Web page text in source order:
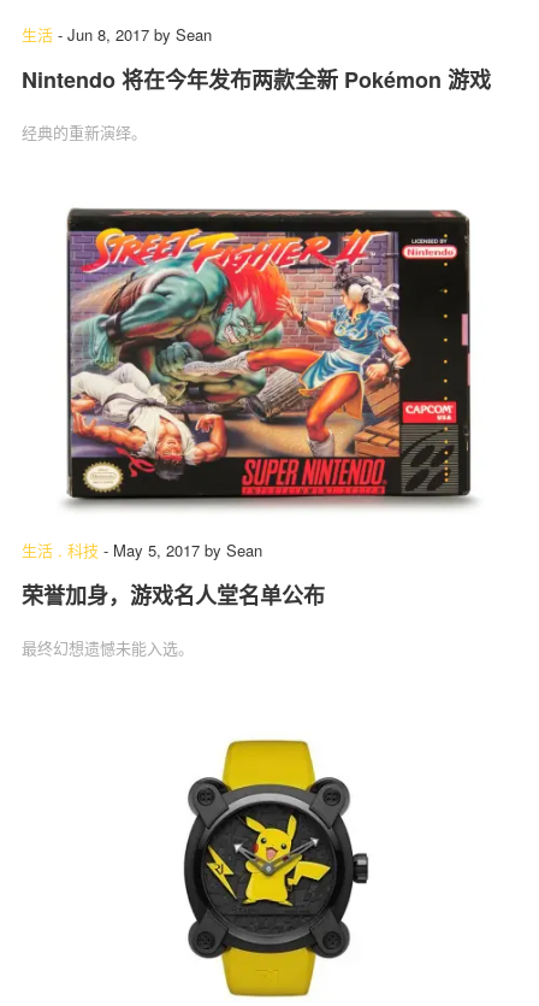
生活 - Jun 8, 2017 by Sean
Nintendo 将在今年发布两款全新 Pokémon 游戏
经典的重新演绎。
生活 . 科技 - May 5, 2017 by Sean
荣誉加身，游戏名人堂名单公布
最终幻想遗憾未能入选。